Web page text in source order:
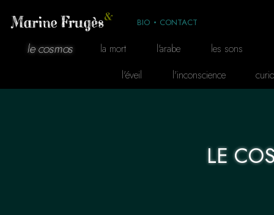
BIO CONTACT
le cosmos la mort l'arabe les sons
l'éveil
l'inconscience
LE